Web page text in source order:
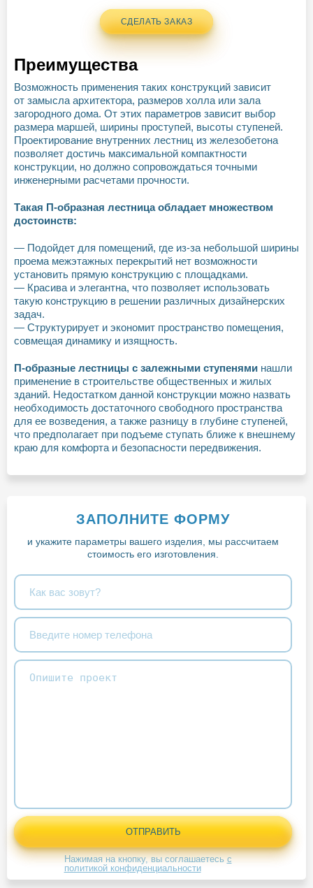
СДЕЛАТЬ ЗАКАЗ
Преимущества
Возможность применения таких конструкций зависит
от замысла архитектора, размеров холла или зала
загородного дома. От этих параметров зависит выбор
размера маршей, ширины проступей, высоты ступеней.
Проектирование внутренних лестниц из железобетона
позволяет достичь максимальной компактности
конструкции, но должно сопровождаться точными
инженерными расчетами прочности.
Такая П-образная лестница обладает множеством
достоинств:
— Подойдет для помещений, где из-за небольшой ширины
проема межэтажных перекрытий нет возможности
установить прямую конструкцию с площадками.
— Красива и элегантна, что позволяет использовать
такую конструкцию в решении различных дизайнерских
задач.
— Структурирует и экономит пространство помещения,
совмещая динамику и изящность.
П-образные лестницы с залежными ступенями нашли
применение в строительстве общественных и жилых
зданий. Недостатком данной конструкции можно назвать
необходимость достаточного свободного пространства
для ее возведения, а также разницу в глубине ступеней,
что предполагает при подъеме ступать ближе к внешнему
краю для комфорта и безопасности передвижения.
ЗАПОЛНИТЕ ФОРМУ
и укажите параметры вашего изделия, мы рассчитаем
стоимость его изготовления.
Нажимая на кнопку, вы соглашаетесьс
политикой конфиденциальности